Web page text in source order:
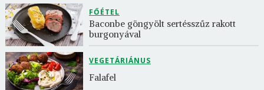
FŐÉTEL
Baconbe göngyölt sertésszűz rakott
burgonyával
VEGETÁRIÁNUS
Falafel